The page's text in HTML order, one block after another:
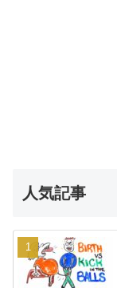
人気記事